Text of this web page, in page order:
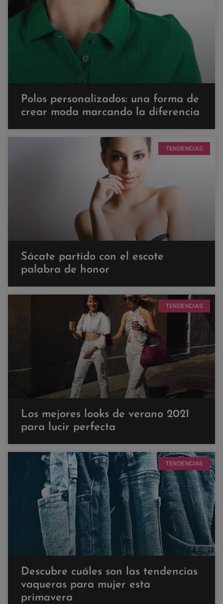
Polos personalizados: una forma de
crear moda marcando la diferencia
TENDENCIAS
Sácate partido con el escote
palabra de honor
TENDENCIAS
Los mejores looks de verano 2021
para lucir perfecta
TENDENCIAS
Descubre cuáles son las tendencias
vaqueras para mujer esta
primavera